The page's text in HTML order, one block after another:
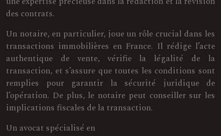
des contrats.
Un notaire, en particulier, joue un rôle crucial dans les
transactions immobilières en France. Il rédige l’acte
authentique de vente, vérifie la légalité de la
transaction, et s’assure que toutes les conditions sont
remplies pour garantir la sécurité juridique de
l’opération. De plus, le notaire peut conseiller sur les
implications fiscales de la transaction.
Un avocat spécialisé en